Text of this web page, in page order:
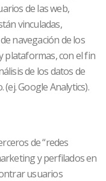
de las web,
vinculadas,
navegación de los
plataformas, con el fin
de los datos de
Google Analytics).
de “redes
y perfilados en
usuarios